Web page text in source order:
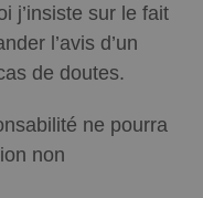
j’insiste sur le fait
l’avis d’un
de doutes.
ne pourra
non